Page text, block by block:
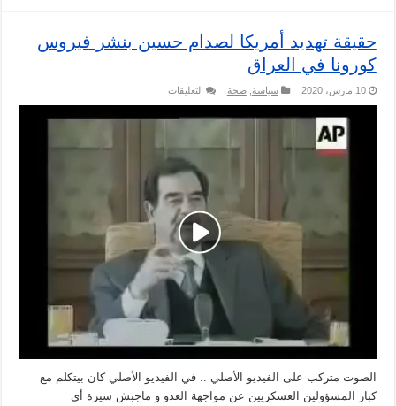
حقيقة تهديد أمريكا لصدام حسين بنشر فيروس
كورونا في العراق
10 مارس، 2020 سياسة,صحة التعليقات
حسين
بنشر
كورونا
في
العراق
مغلقة
الصوت متركب على الفيديو الأصلي .. في الفيديو الأصلي كان بيتكلم مع
كبار المسؤولين العسكريين عن مواجهة العدو و ماجبش سيرة أي